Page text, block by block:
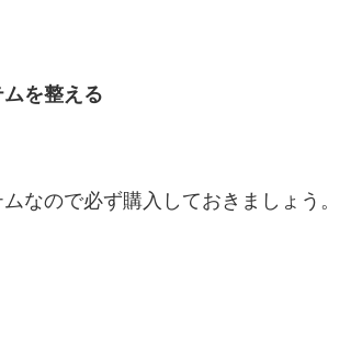
を整える
なので必ず購入しておきましょう。